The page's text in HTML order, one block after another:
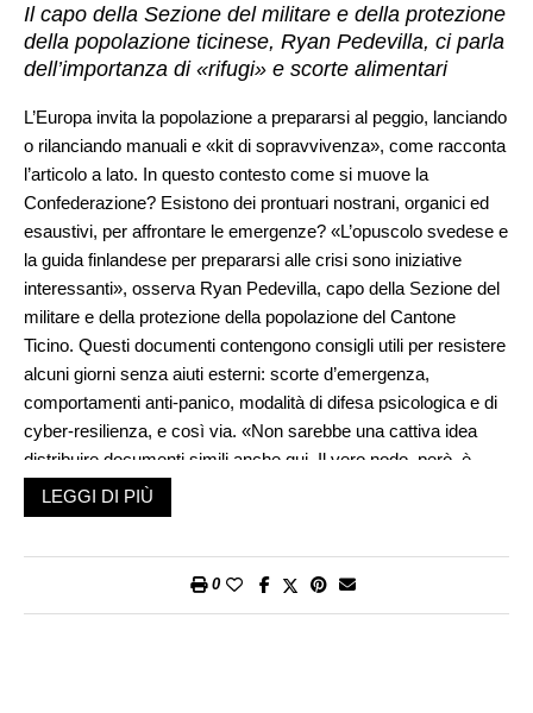
Il capo della Sezione del militare e della protezione
della popolazione ticinese, Ryan Pedevilla, ci parla
dell’importanza di «rifugi» e scorte alimentari
L’Europa invita la popolazione a prepararsi al peggio, lanciando
o rilanciando manuali e «kit di sopravvivenza», come racconta
l’articolo a lato. In questo contesto come si muove la
Confederazione? Esistono dei prontuari nostrani, organici ed
esaustivi, per affrontare le emergenze? «L’opuscolo svedese e
la guida finlandese per prepararsi alle crisi sono iniziative
interessanti», osserva Ryan Pedevilla, capo della Sezione del
militare e della protezione della popolazione del Cantone
Ticino. Questi documenti contengono consigli utili per resistere
alcuni giorni senza aiuti esterni: scorte d’emergenza,
comportamenti anti-panico, modalità di difesa psicologica e di
cyber-resilienza, e così via. «Non sarebbe una cattiva idea
distribuire documenti simili anche qui. Il vero nodo, però, è
come verrebbero interpretati: in un quadro già segnato da
notizie quotidiane di conflitti e devastazioni, la popolazione
Finlandia vivono una pressione geopolitica più diretta, anche
LEGGI DI PIÙ
0